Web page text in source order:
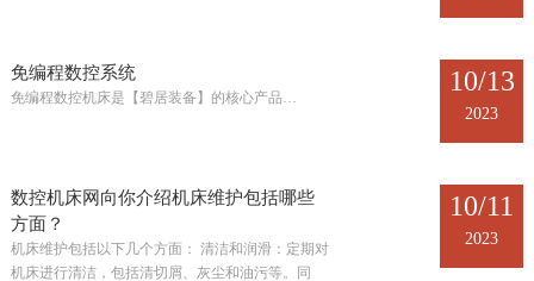
免编程数控系统
免编程数控机床是【碧居装备】的核心产品…
10/13
2023
数控机床网向你介绍机床维护包括哪些
方面？
机床维护包括以下几个方面： 清洁和润滑：定期对
机床进行清洁，包括清切屑、灰尘和油污等。同
10/11
2023